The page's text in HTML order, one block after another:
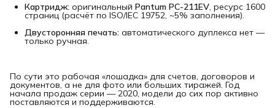
Картридж: оригинальный Pantum PC-211EV, ресурс 1600
страниц (расчёт по ISO/IEC 19752, ~5% заполнения).
Двусторонняя печать: автоматического дуплекса нет —
только ручная.
По сути это рабочая «лошадка» для счетов, договоров и
документов, а не для фото или больших тиражей. Год
начала продаж серии — 2020, модели до сих пор активно
поставляются и поддерживаются.